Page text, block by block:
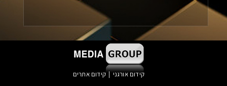
קידום אורגני|קידום אתרים